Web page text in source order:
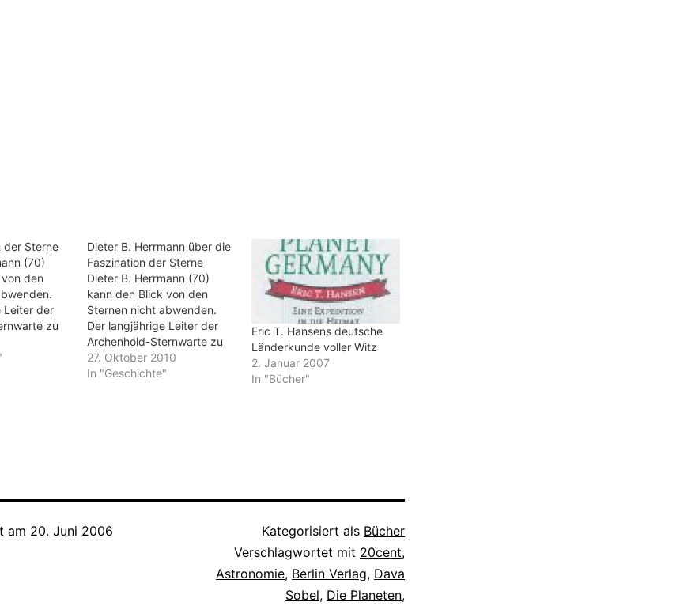
der Sterne
(70)
den
Leiter der
zu
des
Dieter B. Herrmann über die
Faszination der Sterne
Dieter B. Herrmann (70)
kann den Blick von den
Sternen nicht abwenden.
Der langjährige Leiter der
Archenhold-Sternwarte zu
Berlin und
Gründungsdirektor des
im Video auf der MOZ-
27. Oktober 2010
In "Geschichte"
Eric T. Hansens deutsche
Länderkunde voller Witz
2. Januar 2007
In "Bücher"
am 20. Juni 2006
Kategorisiert als Bücher
Verschlagwortet mit 20cent,
Astronomie, Berlin Verlag, Dava
Sobel, Die Planeten,